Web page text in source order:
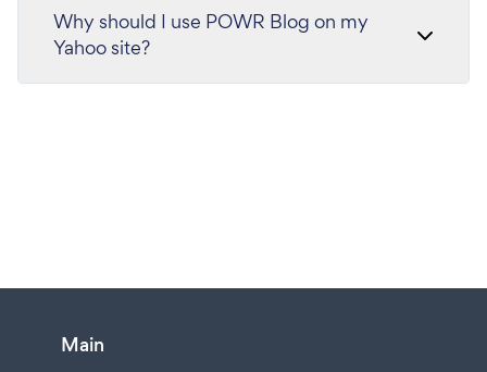
Why should I use POWR Blog on my
Yahoo site?
Main